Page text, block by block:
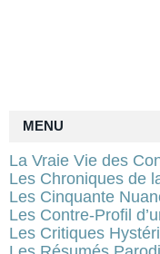
MENU
La Vraie Vie des
Les Chroniques de
Les Cinquante
Les Contre-Profil
Les Critiques